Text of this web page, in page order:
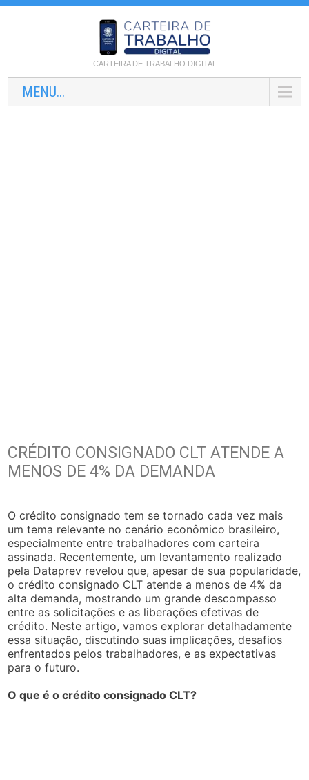
CARTEIRA DE TRABALHO DIGITAL
MENU...
CRÉDITO CONSIGNADO CLT ATENDE A
MENOS DE 4% DA DEMANDA
O crédito consignado tem se tornado cada vez mais
um tema relevante no cenário econômico brasileiro,
especialmente entre trabalhadores com carteira
assinada. Recentemente, um levantamento realizado
pela Dataprev revelou que, apesar de sua popularidade,
o crédito consignado CLT atende a menos de 4% da
alta demanda, mostrando um grande descompasso
entre as solicitações e as liberações efetivas de
crédito. Neste artigo, vamos explorar detalhadamente
essa situação, discutindo suas implicações, desafios
enfrentados pelos trabalhadores, e as expectativas
para o futuro.
O que é o crédito consignado CLT?